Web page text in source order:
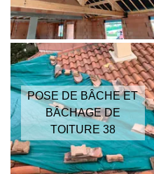
POSE DE BÂCHE ET
BÂCHAGE DE
TOITURE 38